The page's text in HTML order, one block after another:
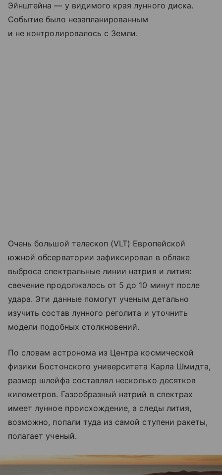
Эйнштейна — у видимого края лунного диска.
Событие было незапланированным
и не контролировалось с Земли.
Очень большой телескоп (VLT) Европейской
южной обсерватории зафиксировал в облаке
выброса спектральные линии натрия и лития:
свечение продолжалось от 5 до 10 минут после
удара. Эти данные помогут ученым детально
изучить состав лунного реголита и уточнить
модели подобных столкновений.
По словам астронома из Центра космической
физики Бостонского университета Карла Шмидта,
размер шлейфа составлял несколько десятков
километров. Газообразный натрий в спектрах
имеет лунное происхождение, а следы лития,
возможно, попали туда из самой ступени ракеты,
полагает ученый.